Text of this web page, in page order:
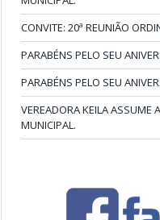
CONVITE: 20ª REUNIÃO
PARABÉNS PELO SEU
PARABÉNS PELO SEU
VEREADORA KEILA ASSUME
MUNICIPAL.